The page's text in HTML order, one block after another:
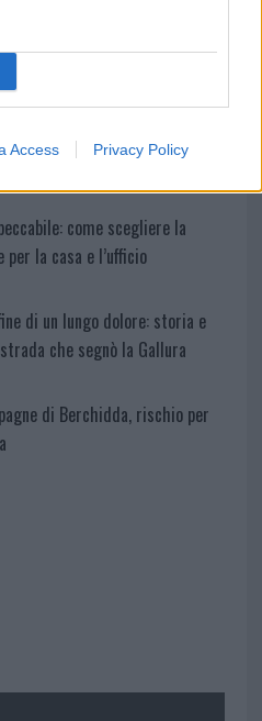
Access Privacy Policy
chiude
sosta contro spaccio e degrado:
come scegliere la
per la casa e l’ufficio
di un lungo dolore: storia e
che segnò la Gallura
di Berchidda, rischio per